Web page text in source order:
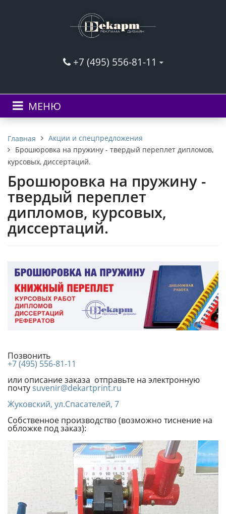
+7 (495) 556-81-11
МЕНЮ
Главная
Акции и спецпредложения
Брошюровка на пружину - твердый переплет дипломов,
курсовых, диссертаций.
Брошюровка на пружину -
твердый переплет
дипломов, курсовых,
диссертаций.
Позвонить
+7 (495) 556-81-11
или описание заказа отправьте на электронную
почтуsuvenir@dekartprint.ru
Жуковский, ул.Спасателей, 7
Собственное производство (возможно тиснение на
обложке под заказ):